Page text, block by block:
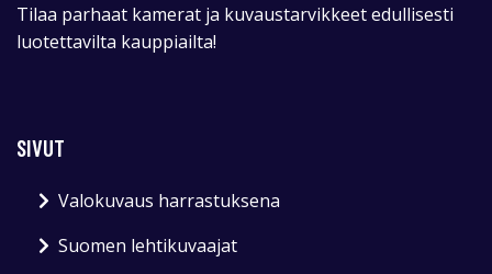
Tilaa parhaat kamerat ja kuvaustarvikkeet edullisesti
luotettavilta kauppiailta!
SIVUT
Valokuvaus harrastuksena
Suomen lehtikuvaajat